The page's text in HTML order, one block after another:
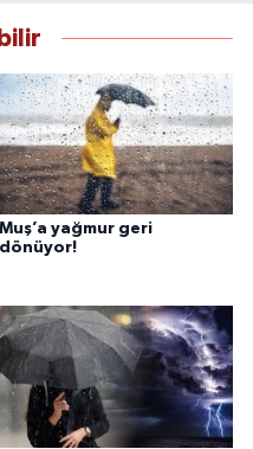
Muş’a yağmur geri
dönüyor!